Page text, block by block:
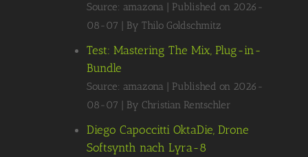
Source: amazona
Published on 2026-
08-07
By Thilo Goldschmitz
Test: Mastering The Mix, Plug-in-
Bundle
Source: amazona
Published on 2026-
08-07
By Christian Rentschler
Diego Capoccitti OktaDie, Drone
Softsynth nach Lyra-8